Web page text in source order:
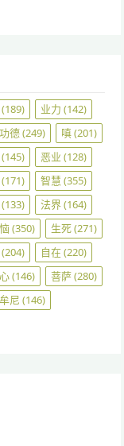
(189) 业力 (142)
功德(249) 嗔(201)
(145) 恶业 (128)
(171) 智慧 (355)
(133) 法界(164)
(350) 生死(271)
(204) 自在(220)
(146) 菩萨(280)
尼 (146)